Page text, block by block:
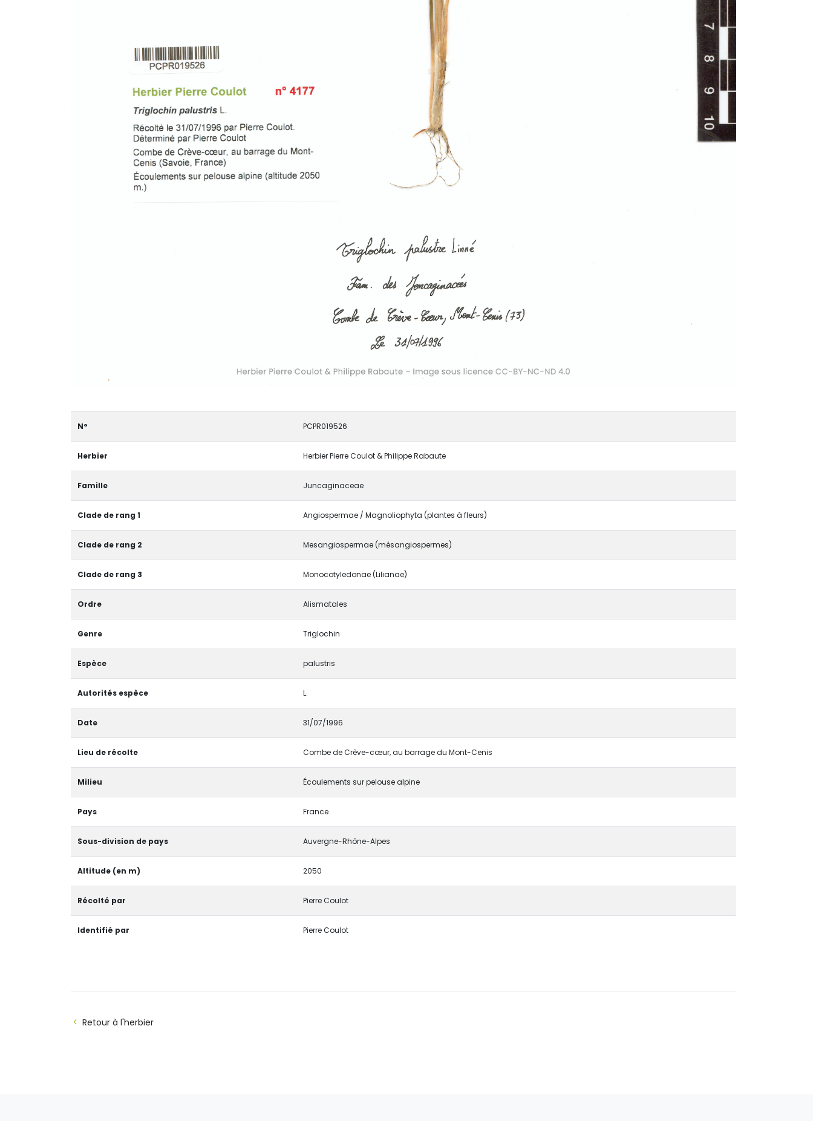
N° PCPR019526
Herbier Herbier Pierre Coulot & Philippe Rabaute
Famille Juncaginaceae
Clade de rang 1 Angiospermae / Magnoliophyta (plantes à fleurs)
Clade de rang 2 Mesangiospermae (mésangiospermes)
Clade de rang 3 Monocotyledonae (Lilianae)
Ordre Alismatales
Genre Triglochin
Espèce palustris
Autorités espèce L.
Date 31/07/1996
Lieu de récolte Combe de Crève-cœur, au barrage du Mont-Cenis
Milieu Écoulements sur pelouse alpine
Pays France
Sous-division de pays Auvergne-Rhône-Alpes
Altitude (en m) 2050
Récolté par Pierre Coulot
Identifié par Pierre Coulot
Retour à l'herbier